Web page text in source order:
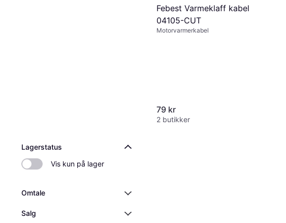
Lagerstatus
Vis kun på lager
Omtale
Salg
Febest Varmeklaff kabel
04105-CUT
Motorvarmerkabel
79 kr
2 butikker